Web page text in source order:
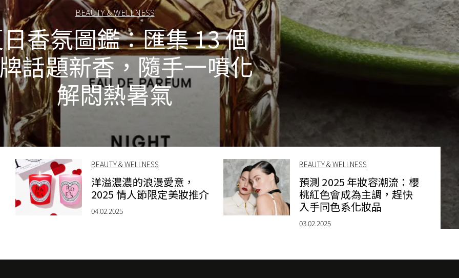
BEAUTY & WELLNESS
香氛圖鑑：匯集 13 個
話題新香，隨手一噴化
解悶熱暑氣
BEAUTY & WELLNESS
洋溢濃濃的浪漫愛意，
2025 情人節限定美妝推介
04.02.2025
BEAUTY & WELLNESS
預測 2025 年妝容潮流：櫻
桃紅色會成為主調，趕快
入手同色系化妝品
03.02.2025